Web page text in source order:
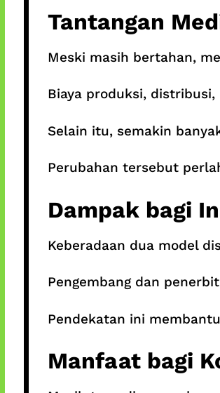
Tantangan
Meski masih bertahan,
Biaya produksi,
Selain itu, semakin
Perubahan tersebut
Dampak bagi
Keberadaan dua model
Pengembang dan
Pendekatan ini
Manfaat bagi